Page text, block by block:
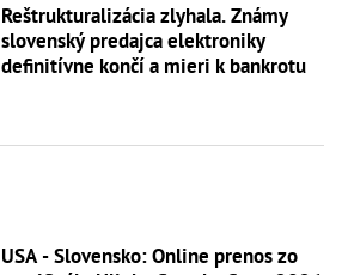
Reštrukturalizácia zlyhala. Známy
slovenský predajca elektroniky
definitívne končí a mieri k bankrotu
USA - Slovensko: Online prenos zo